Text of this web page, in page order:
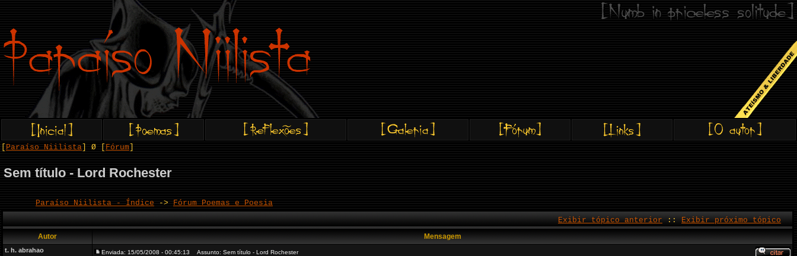
Paraíso Niilista ] Ø [ Fórum
Sem título - Lord Rochester
Paraíso Niilista - Índice -> Fórum Poemas e Poesia
Exibir tópico anterior :: Exibir próximo tópico
Autor Mensagem
t. h. abrahao Enviada: 15/05/2008 - 00:45:13 Assunto: Sem título - Lord Rochester